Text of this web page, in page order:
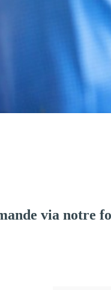
via notre